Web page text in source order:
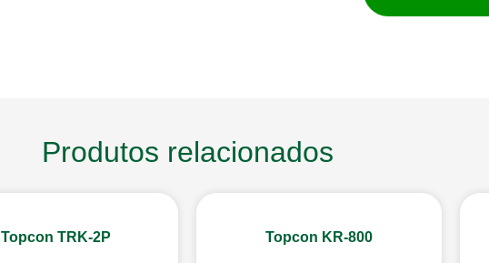
Produtos relacionados
Topcon TRK-2P Topcon KR-800